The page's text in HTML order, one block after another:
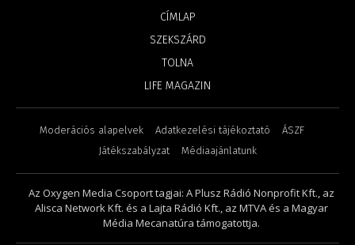
CÍMLAP
SZEKSZÁRD
TOLNA
LIFE MAGAZIN
Moderációs alapelvek Adatkezelési tájékoztató
ÁSZF
Játékszabályzat
Médiaajánlatunk
Az Oxygen Media Csoport tagjai: A Plusz Rádió Nonprofit Kft., az
Alisca Network Kft. és a Lajta Rádió Kft., az MTVA és a Magyar
Média Mecanatúra támogatottja.